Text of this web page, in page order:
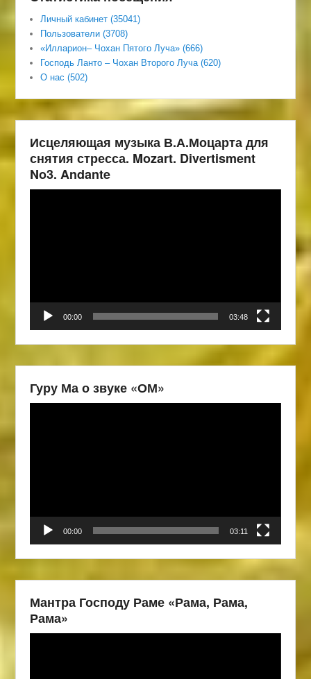
Личный кабинет (35041)
Пользователи (3708)
«Илларион– Чохан Пятого Луча» (666)
Господь Ланто – Чохан Второго Луча (620)
О нас (502)
Исцеляющая музыка В.А.Моцарта для
снятия стресса. Mozart. Divertisment
No3. Andante
00:00 03:48
Гуру Ма о звуке «ОМ»
00:00 03:11
Мантра Господу Раме «Рама, Рама,
Рама»